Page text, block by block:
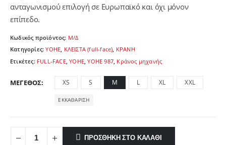
ανταγωνισμού επιλογή σε Ευρωπαϊκό και όχι μόνον
επίπεδο.
Κωδικός προϊόντος: Μ/Δ
Κατηγορίες:YOHE, ΚΛΕΙΣΤΑ (full-face), ΚΡΑΝΗ
Ετικέτες: FULL-FACE,YOHE,YOHE 987, Κράνος μηχανής
ΜΈΓΕΘΟΣ XS S M L XL XXL
ΕΚΚΑΘΆΡΙΣΗ
ΠΡΟΣΘΉΚΗ ΣΤΟ ΚΑΛΆΘΙ